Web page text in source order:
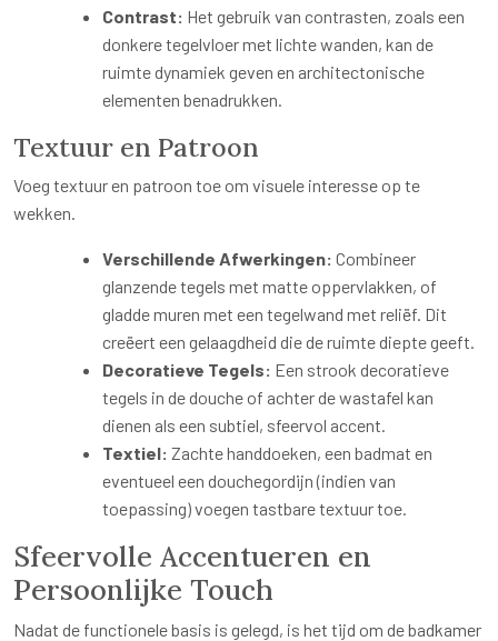
Contrast: Het gebruik van contrasten, zoals een
donkere tegelvloer met lichte wanden, kan de
ruimte dynamiek geven en architectonische
elementen benadrukken.
Textuur en Patroon
Voeg textuur en patroon toe om visuele interesse op te
wekken.
Verschillende Afwerkingen: Combineer
glanzende tegels met matte oppervlakken, of
gladde muren met een tegelwand met reliëf. Dit
creëert een gelaagdheid die de ruimte diepte geeft.
Decoratieve Tegels: Een strook decoratieve
tegels in de douche of achter de wastafel kan
dienen als een subtiel, sfeervol accent.
Textiel: Zachte handdoeken, een badmat en
eventueel een douchegordijn (indien van
toepassing) voegen tastbare textuur toe.
Sfeervolle Accentueren en
Persoonlijke Touch
Nadat de functionele basis is gelegd, is het tijd om de badkamer